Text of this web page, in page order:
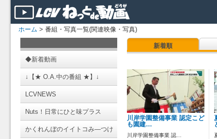
ホーム > 番組・写真一覧(関連映像・写真)
◆新着動画
↓【★ O.A.中の番組 ★】↓
LCVNEWS
Nuts！日常にひと味プラス
かくれんぼのイイトコみ―つけ
新着順
川岸学園整備事業 認定こど
も園建…
川岸学園整備事業 認…